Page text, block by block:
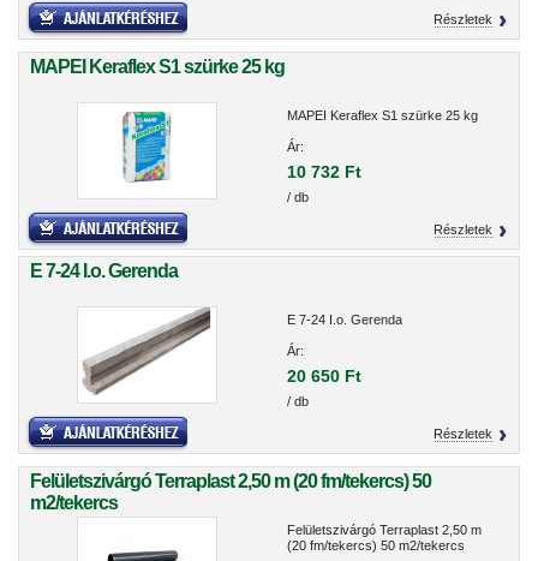
Részletek
MAPEI Keraflex S1 szürke 25 kg
MAPEI Keraflex S1 szürke 25 kg
Ár:
10 732 Ft
/ db
Részletek
E 7-24 I.o. Gerenda
E 7-24 I.o. Gerenda
Ár:
20 650 Ft
/ db
Részletek
Felületszivárgó Terraplast 2,50 m (20 fm/tekercs) 50
m2/tekercs
Felületszivárgó Terraplast 2,50 m
(20 fm/tekercs) 50 m2/tekercs